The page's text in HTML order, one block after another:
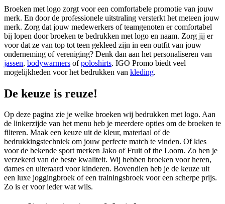
Broeken met logo zorgt voor een comfortabele promotie van jouw
merk. En door de professionele uitstraling versterkt het meteen jouw
merk. Zorg dat jouw medewerkers of teamgenoten er comfortabel
bij lopen door broeken te bedrukken met logo en naam. Zorg jij er
voor dat ze van top tot teen gekleed zijn in een outfit van jouw
onderneming of vereniging? Denk dan aan het personaliseren van
jassen, bodywarmers ofpoloshirts. IGO Promo biedt veel
mogelijkheden voor het bedrukken van kleding.
De keuze is reuze!
Op deze pagina zie je welke broeken wij bedrukken met logo. Aan
de linkerzijde van het menu heb je meerdere opties om de broeken te
filteren. Maak een keuze uit de kleur, materiaal of de
bedrukkingstechniek om jouw perfecte match te vinden. Of kies
voor de bekende sport merken Jako of Fruit of the Loom. Zo ben je
verzekerd van de beste kwaliteit. Wij hebben broeken voor heren,
dames en uiteraard voor kinderen. Bovendien heb je de keuze uit
een luxe joggingbroek of een trainingsbroek voor een scherpe prijs.
Zo is er voor ieder wat wils.